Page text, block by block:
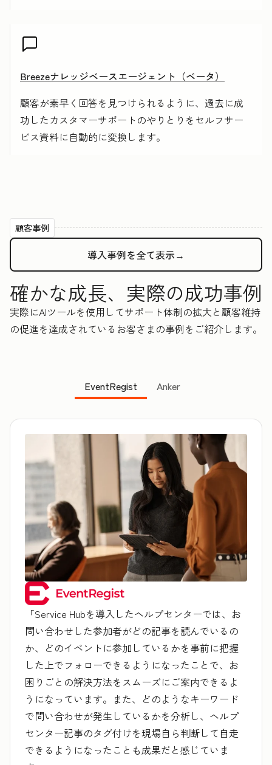
Breezeナレッジベースエージェント（ベータ）
顧客が素早く回答を見つけられるように、過去に成
功したカスタマーサポートのやりとりをセルフサー
ビス資料に自動的に変換します。
顧客事例
導入事例を全て表示→
確かな成長、実際の成功事例
実際にAIツールを使用してサポート体制の拡大と顧客維持
の促進を達成されているお客さまの事例をご紹介します。
EventRegist Anker
「Service Hubを導入したヘルプセンターでは、お
問い合わせした参加者がどの記事を読んでいるの
か、どのイベントに参加しているかを事前に把握
した上でフォローできるようになったことで、お
困りごとの解決方法をスムーズにご案内できるよ
うになっています。また、どのようなキーワード
で問い合わせが発生しているかを分析し、ヘルプ
センター記事のタグ付けを現場自ら判断して自走
できるようになったことも成果だと感じていま